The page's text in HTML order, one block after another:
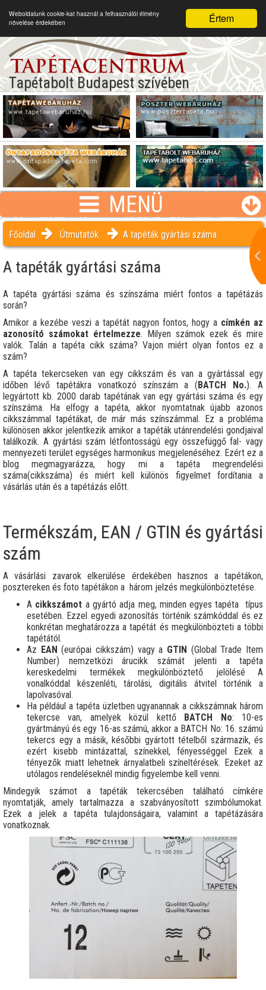
Értem
Weboldalunk cookie-kat használ a felhasználói élmény
növelése érdekében
Tapétabolt Budapest szívében
MENÜ
Főoldal Útmutatók A tapéták gyártási száma
A tapéták gyártási száma
A tapéta gyártási száma és színszáma miért fontos a tapétázás
során?
Amikor a kezébe veszi a tapétát nagyon fontos, hogy a címkén az
azonosító számokat értelmezze. Milyen számok ezek és mire
valók. Talán a tapéta cikk száma? Vajon miért olyan fontos ez a
szám?
A tapéta tekercseken van egy cikkszám és van a gyártással egy
időben lévő tapétákra vonatkozó színszám a ( BATCH No.). A
legyártott kb. 2000 darab tapétának van egy gyártási száma és egy
színszáma. Ha elfogy a tapéta, akkor nyomtatnak újabb azonos
cikkszámmal tapétákat, de már más színszámmal. Ez a probléma
különösen akkor jelentkezik amikor a tapéták utánrendelési gondjaival
találkozik. A gyártási szám létfontosságú egy összefüggő fal- vagy
mennyezeti terület egységes harmonikus megjelenéséhez. Ezért ez a
blog megmagyarázza, hogy mi a tapéta megrendelési
száma(cikkszáma) és miért kell különös figyelmet fordítania a
vásárlás után és a tapétázás előtt.
Termékszám, EAN / GTIN és gyártási
szám
A vásárlási zavarok elkerülése érdekében hasznos a tapétákon,
posztereken és foto tapétákon a három jelzés megkülönböztetése.
A cikkszámot a gyártó adja meg, minden egyes tapéta típus
esetében. Ezzel egyedi azonosítás történik számkóddal és ez
konkrétan meghatározza a tapétát és megkülönbözteti a többi
tapétától.
Az EAN (európai cikkszám) vagy a GTIN (Global Trade Item
Number) nemzetközi árucikk számát jelenti a tapéta
kereskedelmi termékek megkülönböztető jelölésé A
vonalkóddal készenléti, tárolási, digitális átvitel történik a
lapolvasóval.
Ha például a tapéta üzletben ugyanannak a cikkszámnak három
tekercse van, amelyek közül kettőBATCH No: 10-es
gyártmányú és egy 16-as számú, akkor a BATCH No: 16. számú
tekercs egy a másik, későbbi gyártott tételből származik, és
ezért kisebb mintázattal, színekkel, fényességgel Ezek a
tényezők miatt lehetnek árnyalatbeli színeltérések. Ezeket az
utólagos rendeléseknél mindig figyelembe kell venni.
Mindegyik számot a tapéták tekercsében található címkére
nyomtatják, amely tartalmazza a szabványosított szimbólumokat.
Ezek a jelek a tapéta tulajdonságaira, valamint a tapétázására
vonatkoznak.